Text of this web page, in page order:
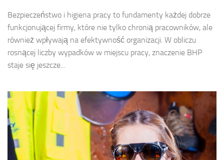
Bezpieczeństwo i higiena pracy to fundamenty każdej dobrze
funkcjonującej firmy, które nie tylko chronią pracowników, ale
również wpływają na efektywność organizacji. W obliczu
rosnącej liczby wypadków w miejscu pracy, znaczenie BHP
staje się jeszcze...